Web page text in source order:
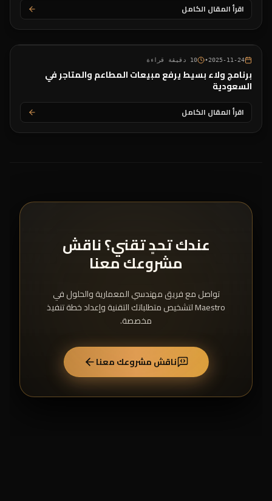
اقرأ المقال الكامل
2025-11-24
•
10 دقيقة قراءة
برنامج ولاء بسيط يرفع مبيعات المطاعم والمتاجر في
السعودية
اقرأ المقال الكامل
عندك تحدٍ تقني؟ ناقش
مشروعك معنا
تواصل مع فريق مهندسي المعمارية والحلول في
Maestro لتشخيص متطلباتك التقنية وإعداد خطة تنفيذ
مخصصة.
ناقش مشروعك معنا